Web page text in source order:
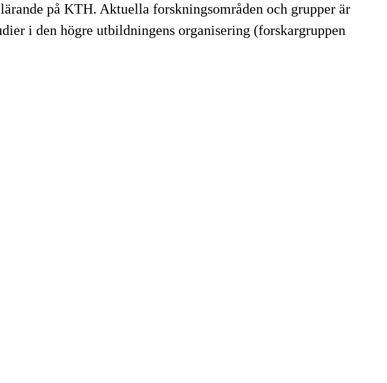
på KTH. Aktuella forskningsområden och grupper är
i den högre utbildningens organisering (forskargruppen